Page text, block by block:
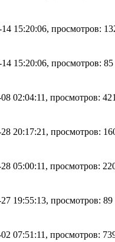
15:20:06, просмотров:
15:20:06, просмотров: 85
02:04:11, просмотров: 421
20:17:21, просмотров:
05:00:11, просмотров:
19:55:13, просмотров: 89
07:51:11, просмотров: